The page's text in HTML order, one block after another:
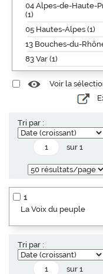
04 Alpes-de-Haute-
(1)
05 Hautes-Alpes (1)
13 Bouches-du-
83 Var (1)
Voir la
Tri par :
sur 1
1
La Voix du peuple
Tri par :
sur 1